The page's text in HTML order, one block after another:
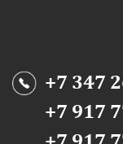
+7 347
+7 917